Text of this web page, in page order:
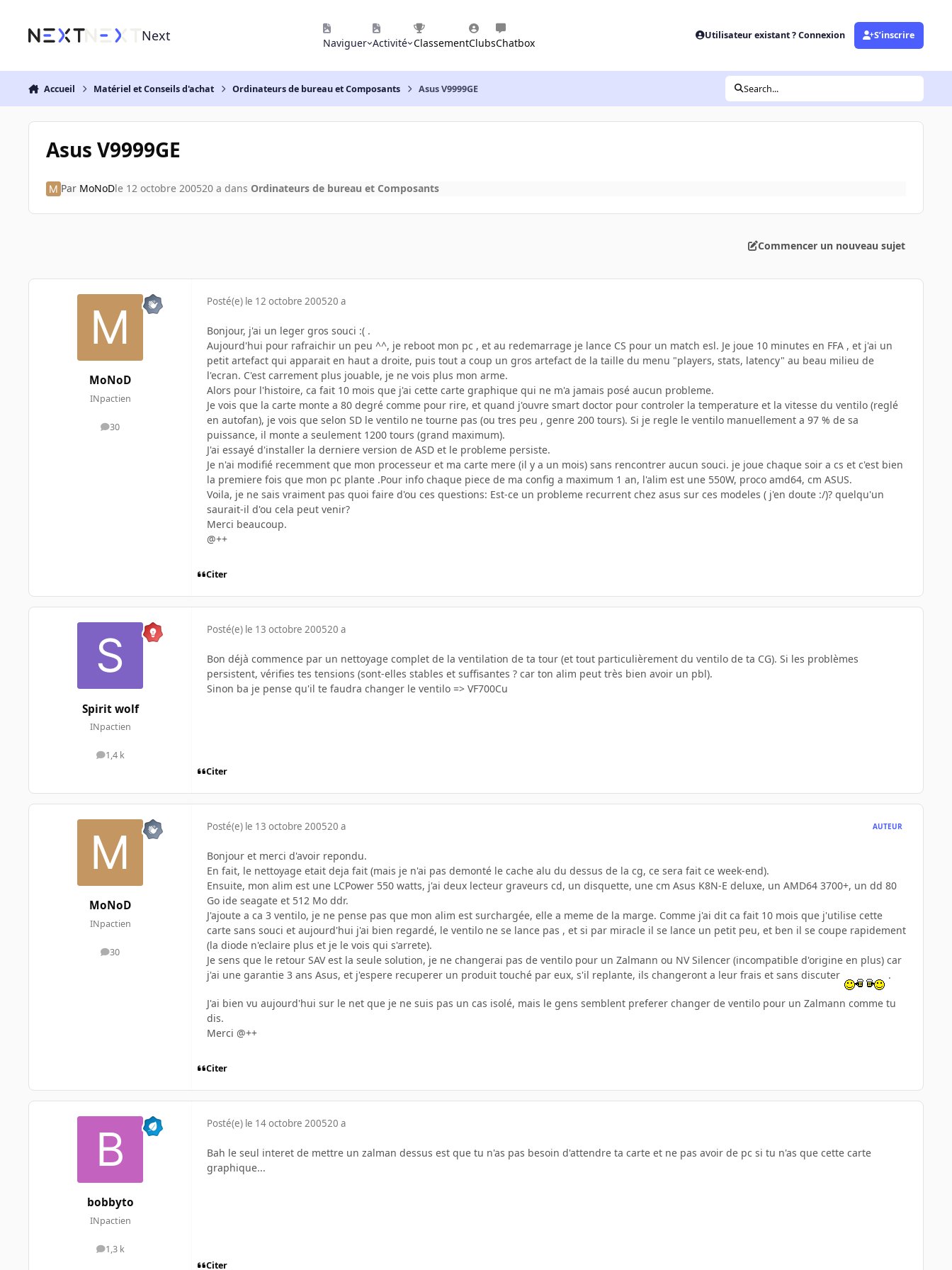
Next Naviguer Activité ClassementClubsChatbox
Utilisateur existant ? Connexion S’inscrire
Accueil Matériel et Conseils d'achat Ordinateurs de bureau et Composants Asus V9999GE Search...
Asus V9999GE
Par MoNoDle 12 octobre 200520 a dans Ordinateurs de bureau et Composants
Commencer un nouveau sujet
MoNoD
INpactien
30
messages
Posté(e) le 12 octobre 200520 a
Bonjour, j'ai un leger gros souci :( .
Aujourd'hui pour rafraichir un peu ^^, je reboot mon pc , et au redemarrage je lance CS pour un match esl. Je joue 10 minutes en FFA , et j'ai un
petit artefact qui apparait en haut a droite, puis tout a coup un gros artefact de la taille du menu "players, stats, latency" au beau milieu de
l'ecran. C'est carrement plus jouable, je ne vois plus mon arme.
Alors pour l'histoire, ca fait 10 mois que j'ai cette carte graphique qui ne m'a jamais posé aucun probleme.
Je vois que la carte monte a 80 degré comme pour rire, et quand j'ouvre smart doctor pour controler la temperature et la vitesse du ventilo (reglé
en autofan), je vois que selon SD le ventilo ne tourne pas (ou tres peu , genre 200 tours). Si je regle le ventilo manuellement a 97 % de sa
puissance, il monte a seulement 1200 tours (grand maximum).
J'ai essayé d'installer la derniere version de ASD et le probleme persiste.
Je n'ai modifié recemment que mon processeur et ma carte mere (il y a un mois) sans rencontrer aucun souci. je joue chaque soir a cs et c'est bien
la premiere fois que mon pc plante .Pour info chaque piece de ma config a maximum 1 an, l'alim est une 550W, proco amd64, cm ASUS.
Voila, je ne sais vraiment pas quoi faire d'ou ces questions: Est-ce un probleme recurrent chez asus sur ces modeles ( j'en doute :/)? quelqu'un
saurait-il d'ou cela peut venir?
Merci beaucoup.
@++
Citer
Spirit wolf
INpactien
1,4 k
messages
Posté(e) le 13 octobre 200520 a
Bon déjà commence par un nettoyage complet de la ventilation de ta tour (et tout particulièrement du ventilo de ta CG). Si les problèmes
persistent, vérifies tes tensions (sont-elles stables et suffisantes ? car ton alim peut très bien avoir un pbl).
Sinon ba je pense qu'il te faudra changer le ventilo => VF700Cu
Citer
MoNoD
INpactien
30
messages
Posté(e) le 13 octobre 200520 a AUTEUR
Bonjour et merci d'avoir repondu.
En fait, le nettoyage etait deja fait (mais je n'ai pas demonté le cache alu du dessus de la cg, ce sera fait ce week-end).
Ensuite, mon alim est une LCPower 550 watts, j'ai deux lecteur graveurs cd, un disquette, une cm Asus K8N-E deluxe, un AMD64 3700+, un dd 80
Go ide seagate et 512 Mo ddr.
J'ajoute a ca 3 ventilo, je ne pense pas que mon alim est surchargée, elle a meme de la marge. Comme j'ai dit ca fait 10 mois que j'utilise cette
carte sans souci et aujourd'hui j'ai bien regardé, le ventilo ne se lance pas , et si par miracle il se lance un petit peu, et ben il se coupe rapidement
(la diode n'eclaire plus et je le vois qui s'arrete).
Je sens que le retour SAV est la seule solution, je ne changerai pas de ventilo pour un Zalmann ou NV Silencer (incompatible d'origine en plus) car
j'ai une garantie 3 ans Asus, et j'espere recuperer un produit touché par eux, s'il replante, ils changeront a leur frais et sans discuter
.
J'ai bien vu aujourd'hui sur le net que je ne suis pas un cas isolé, mais le gens semblent preferer changer de ventilo pour un Zalmann comme tu
dis.
Merci @++
Citer
bobbyto
INpactien
1,3 k
messages
Posté(e) le 14 octobre 200520 a
Bah le seul interet de mettre un zalman dessus est que tu n'as pas besoin d'attendre ta carte et ne pas avoir de pc si tu n'as que cette carte
graphique...
Citer